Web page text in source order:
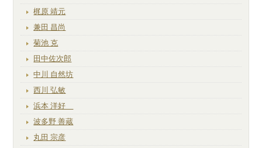
梶原 靖元
兼田 昌尚
菊池 克
田中佐次郎
中川 自然坊
西川 弘敏
浜本 洋好
波多野 善蔵
丸田 宗彦